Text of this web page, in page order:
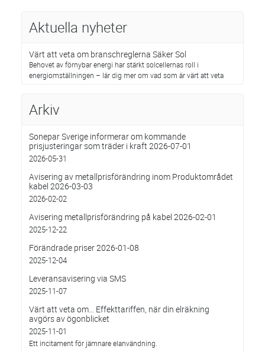
Aktuella nyheter
Värt att veta om branschreglerna Säker Sol
Behovet av förnybar energi har stärkt solcellernas roll i
energiomställningen – lär dig mer om vad som är värt att veta
Arkiv
Sonepar Sverige informerar om kommande
prisjusteringar som träder i kraft 2026-07-01
2026-05-31
Avisering av metallprisförändring inom Produktområdet
kabel 2026-03-03
2026-02-02
Avisering metallprisförändring på kabel 2026-02-01
2025-12-22
Förändrade priser 2026-01-08
2025-12-04
Leveransavisering via SMS
2025-11-07
Värt att veta om… Effekttariffen, när din elräkning
avgörs av ögonblicket
2025-11-01
Ett incitament för jämnare elanvändning.